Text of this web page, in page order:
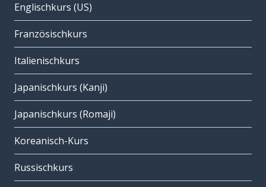
Englischkurs (US)
Französischkurs
Italienischkurs
Japanischkurs (Kanji)
Japanischkurs (Romaji)
Koreanisch-Kurs
Russischkurs